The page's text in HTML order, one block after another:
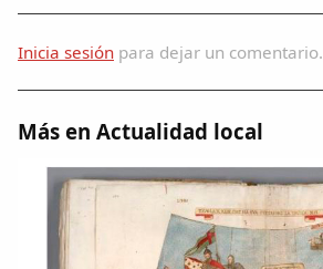
Inicia sesión para dejar un comentario.
Más en Actualidad local